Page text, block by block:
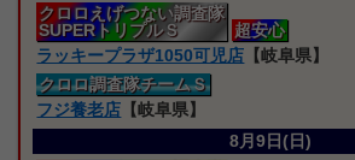
クロロえげつない調査隊
SUPERトリプルＳ
超安心
ラッキープラザ1050可児店 【岐阜県】
クロロ調査隊チームＳ
フジ養老店 【岐阜県】
8月9日(日)